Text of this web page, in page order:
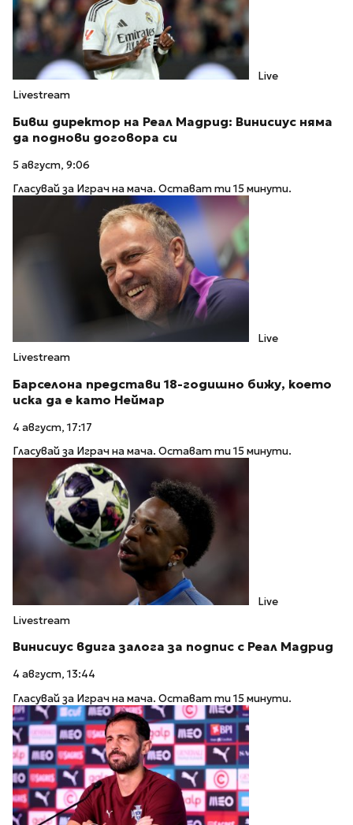
Live
Livestream
Бивш директор на Реал Мадрид: Винисиус няма
да поднови договора си
5 август, 9:06
Гласувай за Играч на мача. Остават ти 15 минути.
Live
Livestream
Барселона представи 18-годишно бижу, което
иска да е като Неймар
4 август, 17:17
Гласувай за Играч на мача. Остават ти 15 минути.
Live
Livestream
Винисиус вдига залога за подпис с Реал Мадрид
4 август, 13:44
Гласувай за Играч на мача. Остават ти 15 минути.